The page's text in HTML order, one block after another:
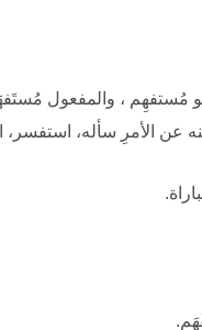
مُستفهِم ، والمفعول
عن الأمرِ سأله،